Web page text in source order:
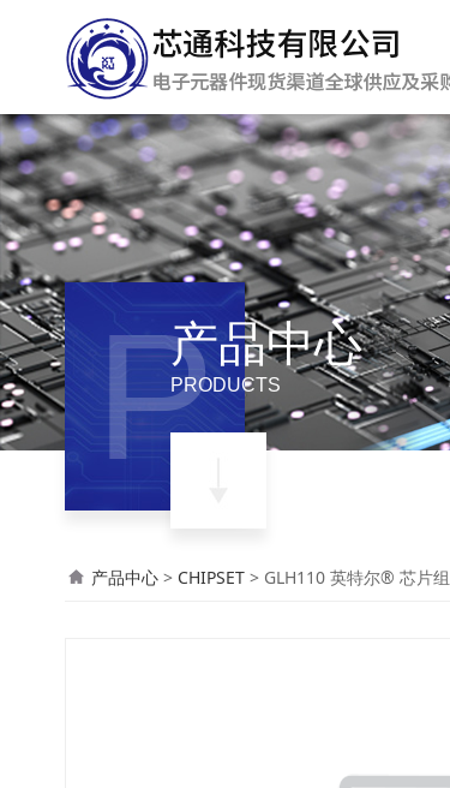
P产品中心
PRODUCTS
GLH110 英特尔®
产品中心> CHIPSET> GLH110 英特尔® 芯片组